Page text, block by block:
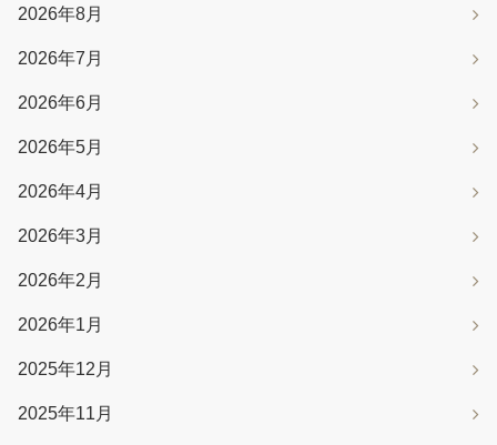
2026年8月
2026年7月
2026年6月
2026年5月
2026年4月
2026年3月
2026年2月
2026年1月
2025年12月
2025年11月